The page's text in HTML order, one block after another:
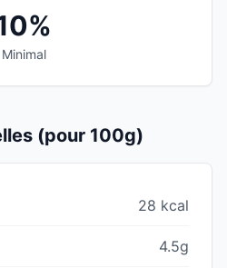
Minimal
(pour 100g)
28 kcal
4.5g